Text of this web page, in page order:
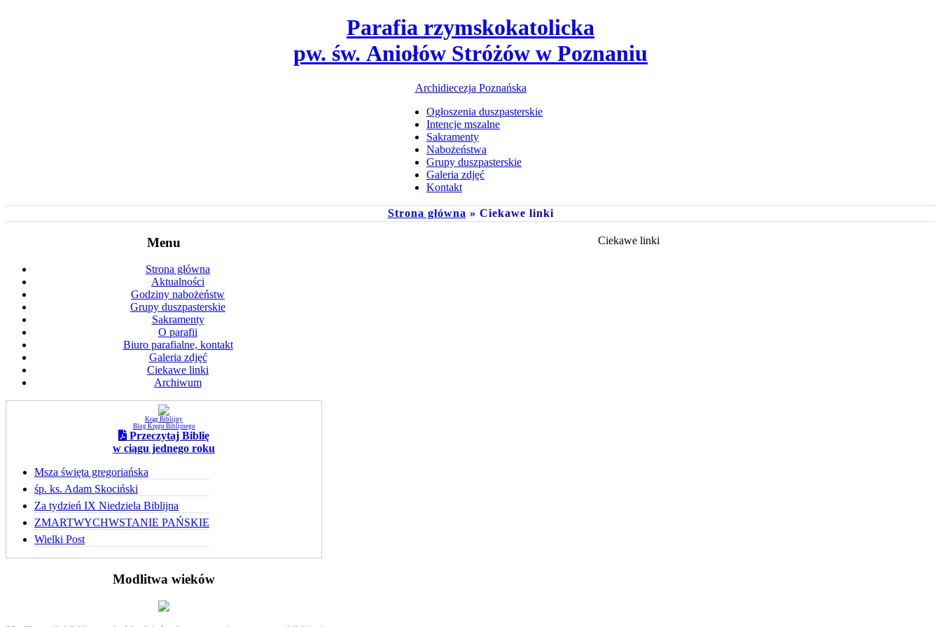
Parafia rzymskokatolicka
pw. św. Aniołów Stróżów w Poznaniu
Archidiecezja Poznańska
Ogłoszenia duszpasterskie
Intencje mszalne
Sakramenty
Nabożeństwa
Grupy duszpasterskie
Galeria zdjęć
Kontakt
Strona główna » Ciekawe linki
Menu
Strona główna
Aktualności
Godziny nabożeństw
Grupy duszpasterskie
Sakramenty
O parafii
Biuro parafialne, kontakt
Galeria zdjęć
Ciekawe linki
Archiwum
Krąg Biblijny
Blog Kręgu Biblijnego
Przeczytaj Biblię
w ciągu jednego roku
Msza święta gregoriańska
śp. ks. Adam Skociński
Za tydzień IX Niedziela Biblijna
ZMARTWYCHWSTANIE PAŃSKIE
Wielki Post
Modlitwa wieków
Ciekawe linki